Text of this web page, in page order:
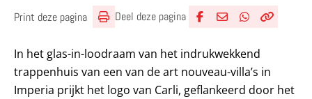
Print deze pagina Deel deze pagina
In het glas-in-loodraam van het indrukwekkend
trappenhuis van een van de art nouveau-villa’s in
Imperia prijkt het logo van Carli, geflankeerd door het